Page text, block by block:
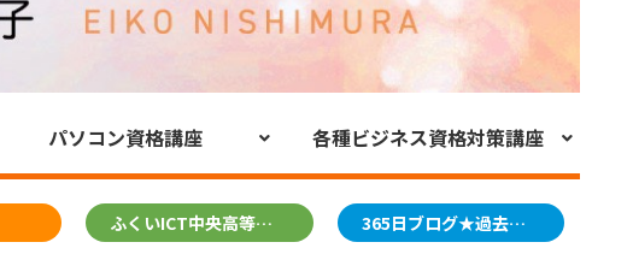
パソコン資格講座 各種ビジネス資格対策講座
ふくいICT中央高等学院 365日ブログ★過去のブログ